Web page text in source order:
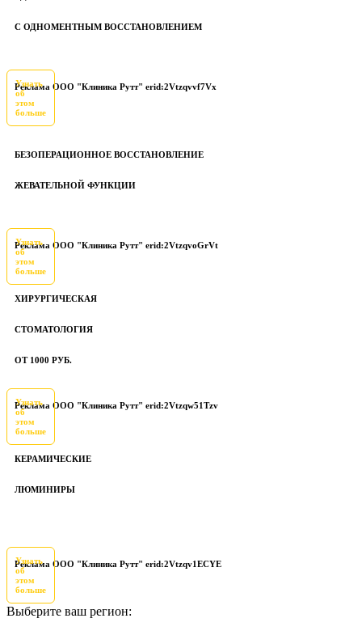
С ОДНОМЕНТНЫМ ВОССТАНОВЛЕНИЕМ
Реклама ООО "Клиника Рутт" erid:2Vtzqvvf7Vx
Узнать
об
этом
больше
БЕЗОПЕРАЦИОННОЕ ВОССТАНОВЛЕНИЕ
ЖЕВАТЕЛЬНОЙ ФУНКЦИИ
Реклама ООО "Клиника Рутт" erid:2VtzqvoGrVt
Узнать
об
этом
больше
ХИРУРГИЧЕСКАЯ
СТОМАТОЛОГИЯ
ОТ 1000 РУБ.
Реклама ООО "Клиника Рутт" erid:2Vtzqw51Tzv
Узнать
об
этом
больше
КЕРАМИЧЕСКИЕ
ЛЮМИНИРЫ
Реклама ООО "Клиника Рутт" erid:2Vtzqv1ECYE
Узнать
об
этом
больше
Выберите ваш регион: